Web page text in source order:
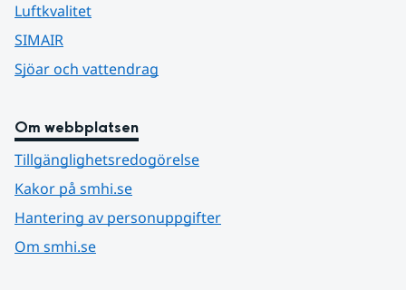
Luftkvalitet
SIMAIR
Sjöar och vattendrag
Om webbplatsen
Tillgänglighetsredogörelse
Kakor på smhi.se
Hantering av personuppgifter
Om smhi.se